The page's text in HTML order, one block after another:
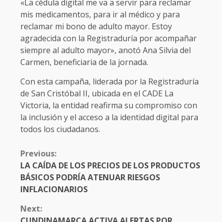
«La cédula digital me va a servir para reclamar
mis medicamentos, para ir al médico y para
reclamar mi bono de adulto mayor. Estoy
agradecida con la Registraduría por acompañar
siempre al adulto mayor», anotó Ana Silvia del
Carmen, beneficiaria de la jornada.
Con esta campaña, liderada por la Registraduría
de San Cristóbal II, ubicada en el CADE La
Victoria, la entidad reafirma su compromiso con
la inclusión y el acceso a la identidad digital para
todos los ciudadanos.
CONTINUE
READING
Previous:
LA CAÍDA DE LOS PRECIOS DE LOS PRODUCTOS
BÁSICOS PODRÍA ATENUAR RIESGOS
INFLACIONARIOS
Next: